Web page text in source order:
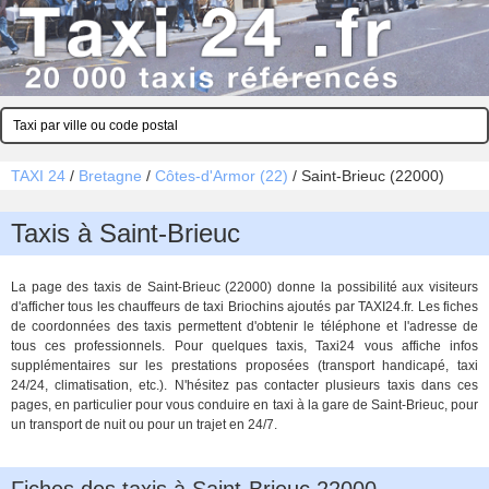
TAXI 24 / Bretagne / Côtes-d'Armor (22) / Saint-Brieuc (22000)
Taxis à Saint-Brieuc
La page des taxis de Saint-Brieuc (22000) donne la possibilité aux visiteurs
d'afficher tous les chauffeurs de taxi Briochins ajoutés par TAXI24.fr. Les fiches
de coordonnées des taxis permettent d'obtenir le téléphone et l'adresse de
tous ces professionnels. Pour quelques taxis, Taxi24 vous affiche infos
supplémentaires sur les prestations proposées (transport handicapé, taxi
24/24, climatisation, etc.). N'hésitez pas contacter plusieurs taxis dans ces
pages, en particulier pour vous conduire en taxi à la gare de Saint-Brieuc, pour
un transport de nuit ou pour un trajet en 24/7.